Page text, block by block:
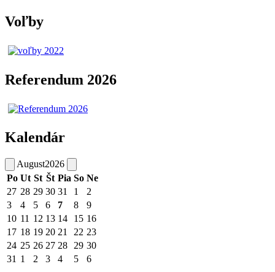
Voľby
Referendum 2026
Kalendár
August2026
Po Ut St Št Pia So Ne
27 28 29 30 31 1
2
3
4 5 6 7 8
9
10 11 12 13 14 15 16
17 18 19 20 21 22 23
24 25 26 27 28 29 30
31 1 2 3 4 5 6